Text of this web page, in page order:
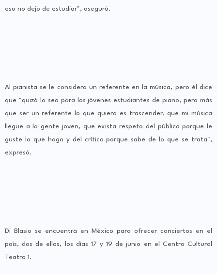
eso no dejo de estudiar", aseguró.
Al pianista se le considera un referente en la música, pero él dice
que "quizá lo sea para los jóvenes estudiantes de piano, pero más
que ser un referente lo que quiero es trascender, que mi música
llegue a la gente joven, que exista respeto del público porque le
guste lo que hago y del crítico porque sabe de lo que se trata",
expresó.
Di Blasio se encuentra en México para ofrecer conciertos en el
país, dos de ellos, los días 17 y 19 de junio en el Centro Cultural
Teatro 1.